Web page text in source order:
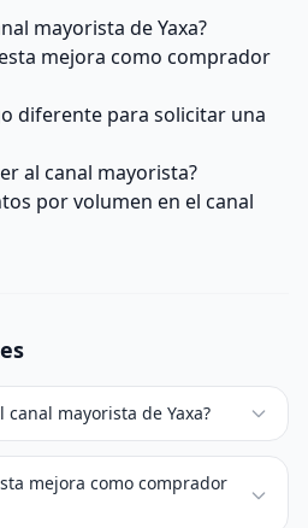
mayorista de Yaxa?
mejora como comprador
diferente para solicitar una
al canal mayorista?
por volumen en el canal
canal mayorista de Yaxa?
mejora como comprador